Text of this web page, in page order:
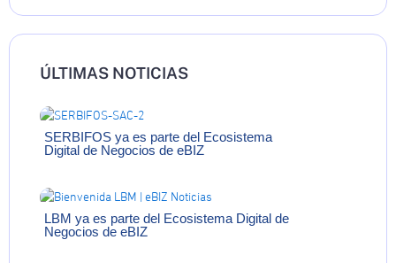
ÚLTIMAS NOTICIAS
SERBIFOS ya es parte del Ecosistema
Digital de Negocios de eBIZ
LBM ya es parte del Ecosistema Digital de
Negocios de eBIZ